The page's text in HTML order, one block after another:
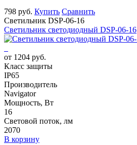
798 руб. Купить Сравнить
Светильник DSP-06-16
Светильник светодиодный DSP-06-16
от 1204 руб.
Класс защиты
IP65
Производитель
Navigator
Мощность, Вт
16
Световой поток, лм
2070
В корзину